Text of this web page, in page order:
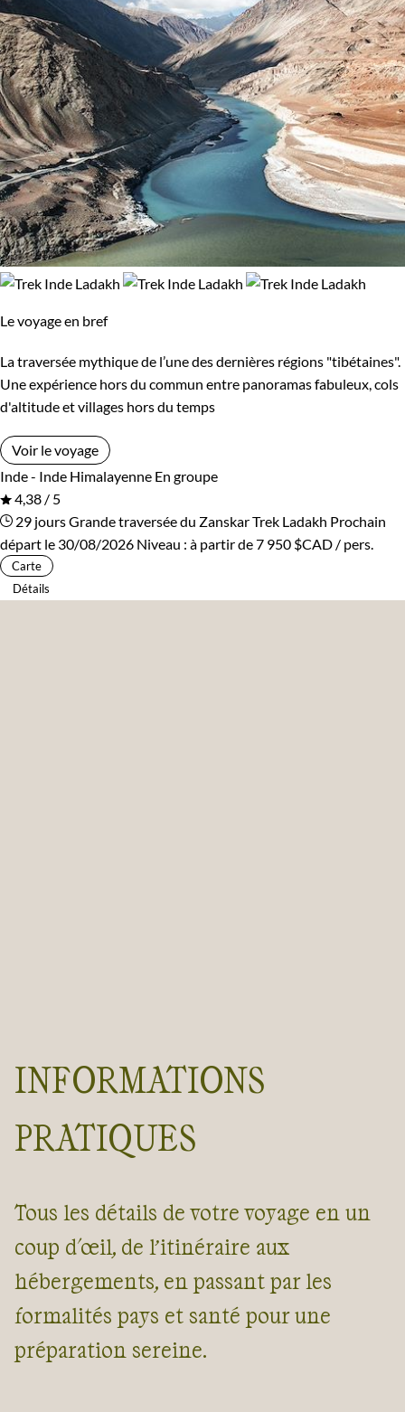
Le voyage en bref
La traversée mythique de l’une des dernières régions "tibétaines".
Une expérience hors du commun entre panoramas fabuleux, cols
d'altitude et villages hors du temps
Voir le voyage
Inde - Inde Himalayenne En groupe
4,38 / 5
29 joursGrande traversée du ZanskarTrek Ladakh Prochain
départ le 30/08/2026 Niveau : à partir de7 950 $CAD / pers.
Carte
Détails
INFORMATIONS
PRATIQUES
Tous les détails de votre voyage en un
coup d'œil, de l’itinéraire aux
hébergements, en passant par les
formalités pays et santé pour une
préparation sereine.